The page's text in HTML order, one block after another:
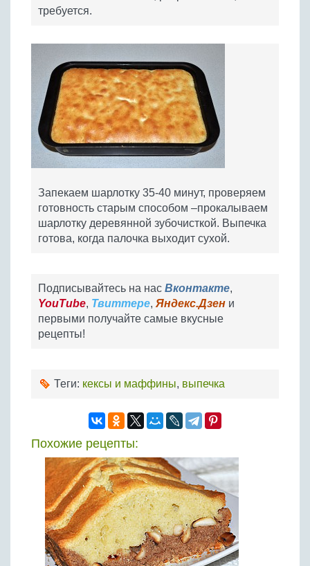
требуется.
Запекаем шарлотку 35-40 минут, проверяем
готовность старым способом –прокалываем
шарлотку деревянной зубочисткой. Выпечка
готова, когда палочка выходит сухой.
Подписывайтесь на нас Вконтакте,
YouTube, Твиттере, Яндекс.Дзен и
первыми получайте самые вкусные
рецепты!
Теги: кексы и маффины, выпечка
Похожие рецепты: